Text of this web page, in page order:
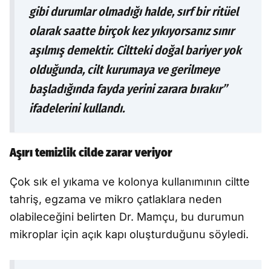
gibi durumlar olmadığı halde, sırf bir ritüel
olarak saatte birçok kez yıkıyorsanız sınır
aşılmış demektir. Ciltteki doğal bariyer yok
olduğunda, cilt kurumaya ve gerilmeye
başladığında fayda yerini zarara bırakır”
ifadelerini kullandı.
Aşırı temizlik cilde zarar veriyor
Çok sık el yıkama ve kolonya kullanımının ciltte
tahriş, egzama ve mikro çatlaklara neden
olabileceğini belirten Dr. Mamçu, bu durumun
mikroplar için açık kapı oluşturduğunu söyledi.